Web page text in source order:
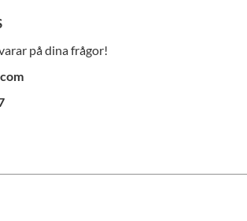
på dina frågor!